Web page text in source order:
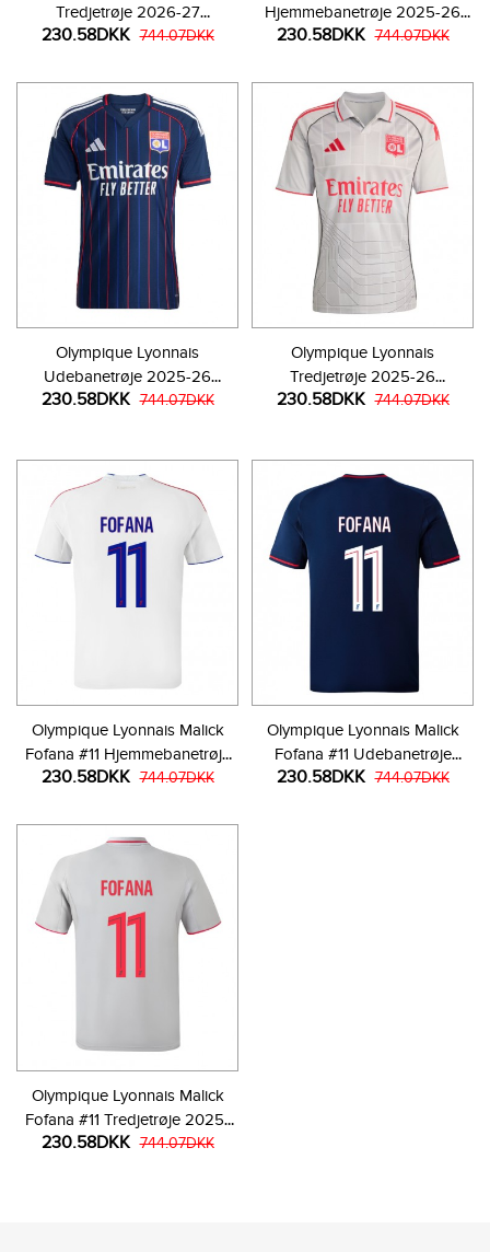
Tredjetrøje 2026-27
Kortærmet
230.58DKK 744.07DKK
Hjemmebanetrøje 2025-26
Kortærmet
230.58DKK 744.07DKK
Olympique Lyonnais
Udebanetrøje 2025-26
Kortærmet
230.58DKK 744.07DKK
Olympique Lyonnais
Tredjetrøje 2025-26
Kortærmet
230.58DKK 744.07DKK
Olympique Lyonnais Malick
Fofana #11 Hjemmebanetrøje
2025-26 Kortærmet
230.58DKK 744.07DKK
Olympique Lyonnais Malick
Fofana #11 Udebanetrøje
2025-26 Kortærmet
230.58DKK 744.07DKK
Olympique Lyonnais Malick
Fofana #11 Tredjetrøje 2025-
26 Kortærmet
230.58DKK 744.07DKK